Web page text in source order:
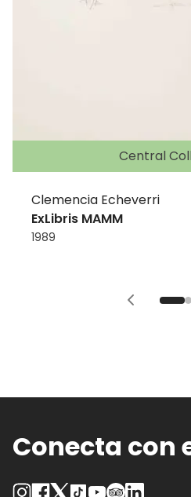
Central
Clemencia Echeverri
ExLibris MAMM
1989
Conecta con